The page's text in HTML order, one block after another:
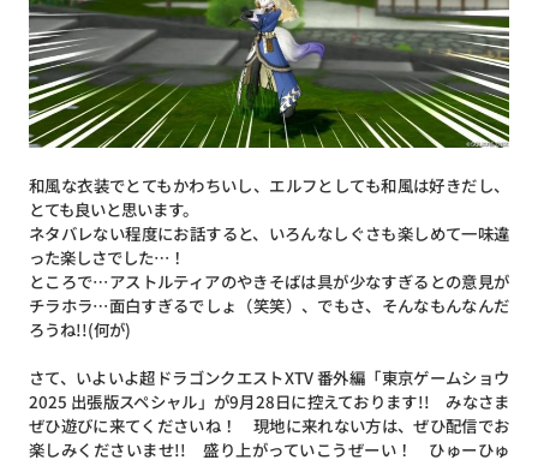
和風な衣装でとてもかわちいし、エルフとしても和風は好きだし、
とても良いと思います。
ネタバレない程度にお話すると、いろんなしぐさも楽しめて一味違
った楽しさでした…！
ところで…アストルティアのやきそばは具が少なすぎるとの意見が
チラホラ…面白すぎるでしょ（笑笑）、でもさ、そんなもんなんだ
ろうね!!(何が)
さて、いよいよ超ドラゴンクエストXTV 番外編「東京ゲームショウ
2025 出張版スペシャル」が9月28日に控えております!! みなさま
ぜひ遊びに来てくださいね！ 現地に来れない方は、ぜひ配信でお
楽しみくださいませ!! 盛り上がっていこうぜーい！ ひゅーひゅ